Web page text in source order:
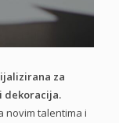
za
dekoracija.
novim talentima i